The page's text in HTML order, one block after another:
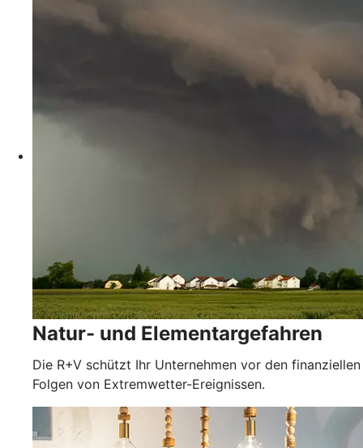
Natur- und Elementargefahren
Die R+V schützt Ihr Unternehmen vor den finanziellen
Folgen von Extremwetter-Ereignissen.